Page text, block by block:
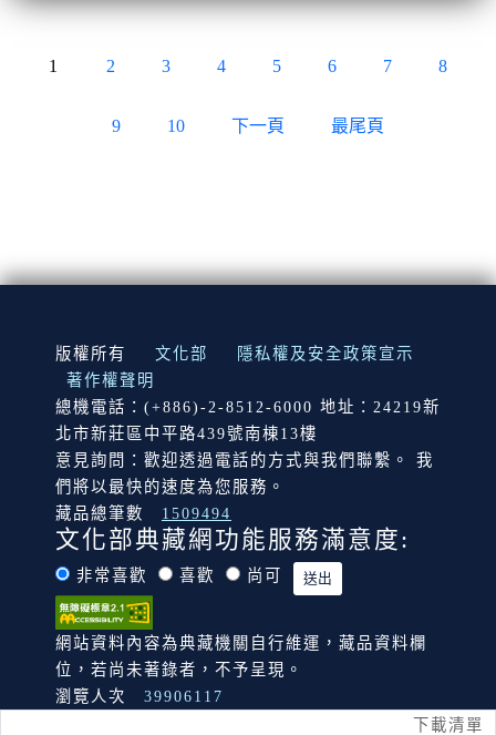
下載清單
1 2 3 4 5 6 7 8
9 10 下一頁 最尾頁
:::
版權所有 文化部
隱私權及安全政策宣示
著作權聲明
總機電話：(+886)-2-8512-6000 地址：24219新
北市新莊區中平路439號南棟13樓
意見詢問：歡迎透過電話的方式與我們聯繫。 我
們將以最快的速度為您服務。
藏品總筆數
1509494
文化部典藏網功能服務滿意度:
非常喜歡 喜歡 尚可
網站資料內容為典藏機關自行維運，藏品資料欄
位，若尚未著錄者，不予呈現。
瀏覽人次
39906117